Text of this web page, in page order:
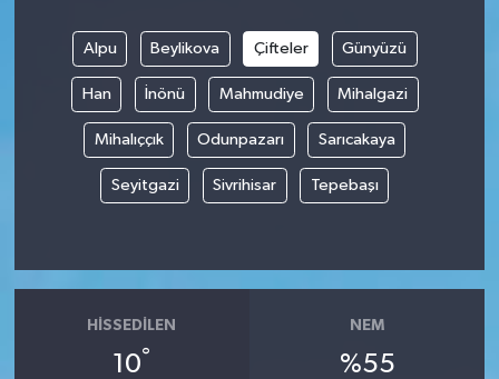
Alpu Beylikova Çifteler Günyüzü
Han İnönü Mahmudiye Mihalgazi
Mihalıççık Odunpazarı Sarıcakaya
Seyitgazi Sivrihisar Tepebaşı
HISSEDILEN
10°
NEM
%55
Havran
İvrindi
KENT GÜNDEMİ
KÜLTÜR-SANAT
MAGAZİN